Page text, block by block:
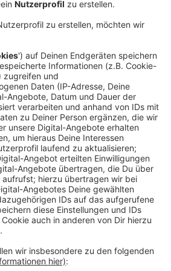
Aber dass die Hitzewelle
ist ungewöhnlich. Das belaste
Auch die nächsten Tage geht
von Tag zu Tag steigt das
anhaltende Hitze eine sehr
Die Wald- und
hoch. Auch die Ozonwerte
und ungestörten
an. Bei zu hohen Ozonwerten
draußen keinen Sport
sich wenn möglich drinnen
09.08.2020 11:33